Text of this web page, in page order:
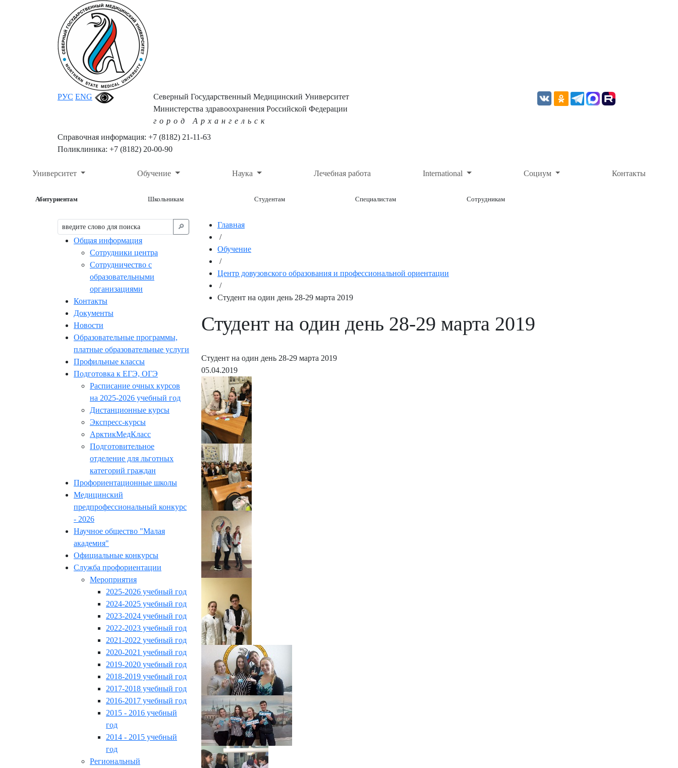
РУС ENG
Северный Государственный Медицинский Университет
Министерства здравоохранения Российской Федерации
город Архангельск
Справочная информация: +7 (8182) 21-11-63
Поликлиника: +7 (8182) 20-00-90
Университет Обучение Наука Лечебная работа International Социум Контакты
Абитуриентам Школьникам Студентам Специалистам Сотрудникам
🔎︎
Общая информация
Сотрудники центра
Сотрудничество с
образовательными
организациями
Контакты
Документы
Новости
Образовательные программы,
платные образовательные услуги
Профильные классы
Подготовка к ЕГЭ, ОГЭ
Расписание очных курсов
на 2025-2026 учебный год
Дистанционные курсы
Экспресс-курсы
АрктикМедКласс
Подготовительное
отделение для льготных
категорий граждан
Профориентационные школы
Медицинский
предпрофессиональный конкурс
- 2026
Научное общество "Малая
академия"
Официальные конкурсы
Служба профориентации
Мероприятия
2025-2026 учебный год
2024-2025 учебный год
2023-2024 учебный год
2022-2023 учебный год
2021-2022 учебный год
2020-2021 учебный год
2019-2020 учебный год
2018-2019 учебный год
2017-2018 учебный год
2016-2017 учебный год
2015 - 2016 учебный
год
2014 - 2015 учебный
год
Региональный
Главная
/
Обучение
/
Центр довузовского образования и профессиональной ориентации
/
Студент на один день 28-29 марта 2019
Студент на один день 28-29 марта 2019
Студент на один день 28-29 марта 2019
05.04.2019